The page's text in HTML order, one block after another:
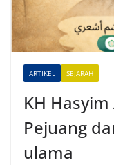
t
i
v
ARTIKEL SEJARAH
KH Hasyim
Pejuang
ulama